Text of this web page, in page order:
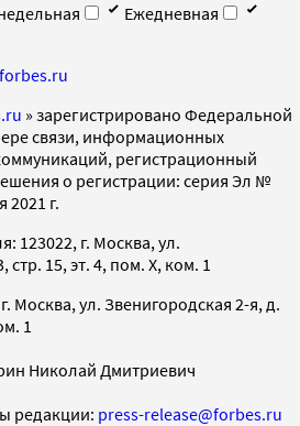
Ежедневная
forbes.ru
» зарегистрировано Федеральной
связи, информационных
регистрационный
о регистрации: серия Эл №
2021 г.
123022, г. Москва, ул.
15, эт. 4, пом. X, ком. 1
Москва, ул. Звенигородская 2-я, д.
1
Николай Дмитриевич
редакции: press-release@forbes.ru